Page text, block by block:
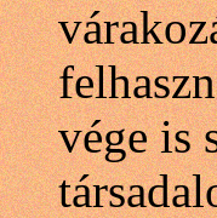
vége is